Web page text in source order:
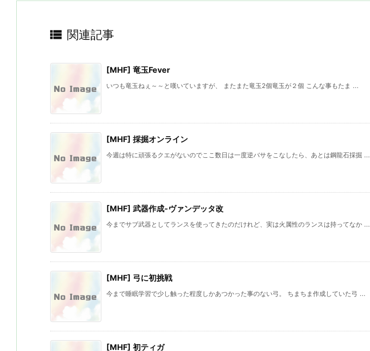
 関連記事
[MHF] 竜玉Fever
いつも竜玉ねぇ～～と嘆いていますが、 またまた竜玉2個竜玉が２個 こんな事もたま ...
[MHF] 採掘オンライン
今週は特に頑張るクエがないのでここ数日は一度逆バサをこなしたら、あとは鋼龍石採掘 ...
[MHF] 武器作成-ヴァンデッタ改
今までサブ武器としてランスを使ってきたのだけれど、実は火属性のランスは持ってなか ...
[MHF] 弓に初挑戦
今まで睡眠学習で少し触った程度しかあつかった事のない弓。 ちまちま作成していた弓 ...
[MHF] 初ティガ